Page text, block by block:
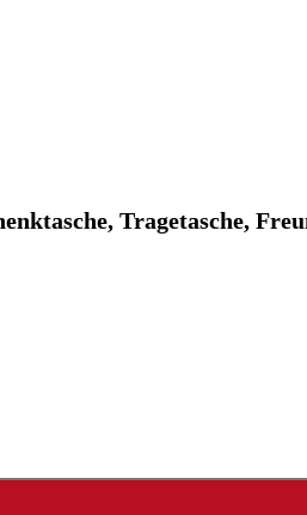
Tragetasche,